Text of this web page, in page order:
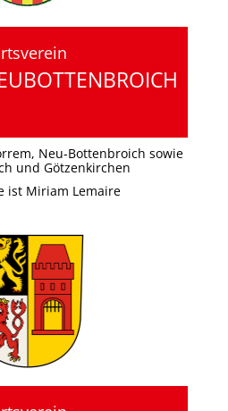
Neu-Bottenbroich sowie
und Götzenkirchen
ist Miriam Lemaire